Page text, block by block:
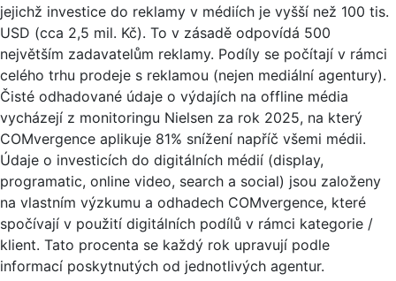
jejichž investice do reklamy v médiích je vyšší než 100 tis.
USD (cca 2,5 mil. Kč). To v zásadě odpovídá 500
největším zadavatelům reklamy. Podíly se počítají v rámci
celého trhu prodeje s reklamou (nejen mediální agentury).
Čisté odhadované údaje o výdajích na offline média
vycházejí z monitoringu Nielsen za rok 2025, na který
COMvergence aplikuje 81% snížení napříč všemi médii.
Údaje o investicích do digitálních médií (display,
programatic, online video, search a social) jsou založeny
na vlastním výzkumu a odhadech COMvergence, které
spočívají v použití digitálních podílů v rámci kategorie /
klient. Tato procenta se každý rok upravují podle
informací poskytnutých od jednotlivých agentur.